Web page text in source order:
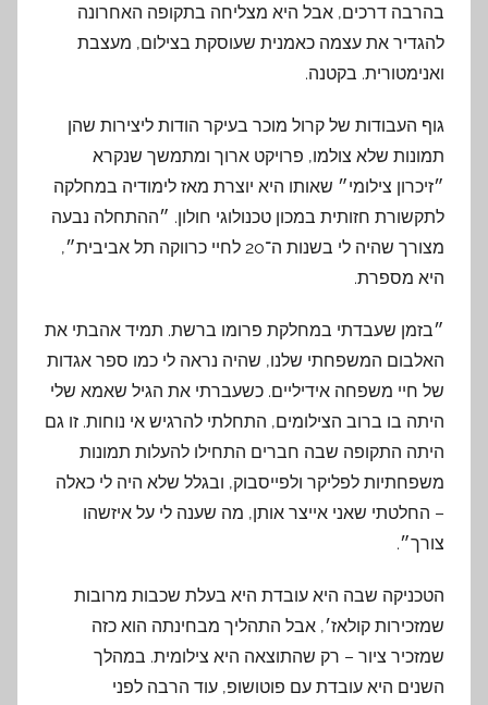
בהרבה דרכים, אבל היא מצליחה בתקופה האחרונה
להגדיר את עצמה כאמנית שעוסקת בצילום, מעצבת
ואנימטורית. בקטנה.
גוף העבודות של קרול מוכר בעיקר הודות ליצירות שהן
תמונות שלא צולמו, פרויקט ארוך ומתמשך שנקרא
״זיכרון צילומי״ שאותו היא יוצרת מאז לימודיה במחלקה
לתקשורת חזותית במכון טכנולוגי חולון. ״ההתחלה נבעה
מצורך שהיה לי בשנות ה־20 לחיי כרווקה תל אביבית״,
היא מספרת.
״בזמן שעבדתי במחלקת פרומו ברשת. תמיד אהבתי את
האלבום המשפחתי שלנו, שהיה נראה לי כמו ספר אגדות
של חיי משפחה אידיליים. כשעברתי את הגיל שאמא שלי
היתה בו ברוב הצילומים, התחלתי להרגיש אי נוחות. זו גם
היתה התקופה שבה חברים התחילו להעלות תמונות
משפחתיות לפליקר ולפייסבוק, ובגלל שלא היה לי כאלה
– החלטתי שאני אייצר אותן, מה שענה לי על איזשהו
צורך״.
הטכניקה שבה היא עובדת היא בעלת שכבות מרובות
שמזכירות קולאז׳, אבל התהליך מבחינתה הוא כזה
שמזכיר ציור – רק שהתוצאה היא צילומית. במהלך
השנים היא עובדת עם פוטושופ, עוד הרבה לפני